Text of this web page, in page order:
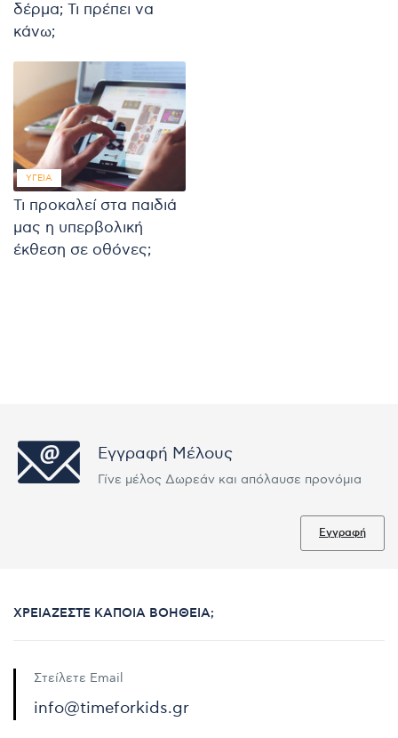
δέρμα; Τι πρέπει να
κάνω;
ΥΓΕΊΑ
Τι προκαλεί στα παιδιά
μας η υπερβολική
έκθεση σε οθόνες;
Εγγραφή Μέλους
Γίνε μέλος Δωρεάν και απόλαυσε προνόμια
Εγγραφή
ΧΡΕΙΆΖΕΣΤΕ ΚΆΠΟΙΑ ΒΟΉΘΕΙΑ;
Στείλετε Email
info@timeforkids.gr